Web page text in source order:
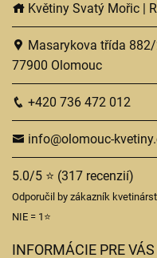
Květiny Svatý Mořic |
Masarykova třída
77900 Olomouc
+420 736 472 012
info@olomouc-
5.0/5 ⭐ (317 recenzií)
Odporučil by zákazník
NIE = 1⭐
INFORMÁCIE PRE VÁS